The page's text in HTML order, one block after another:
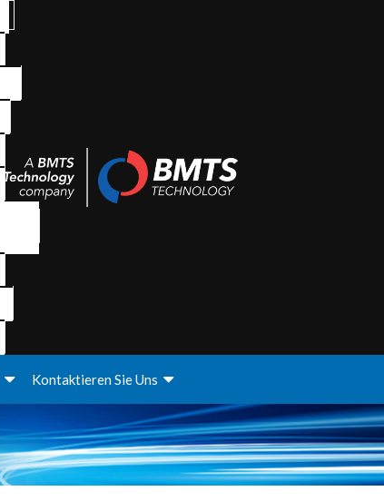
Kontaktieren Sie Uns